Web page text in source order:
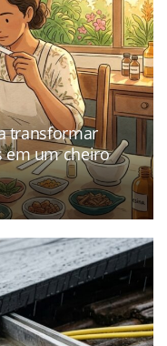
transformar
em um cheiro